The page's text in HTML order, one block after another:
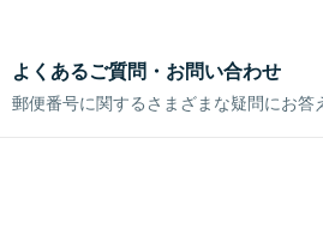
よくあるご質問・お問い合わせ
郵便番号に関するさまざまな疑問にお答